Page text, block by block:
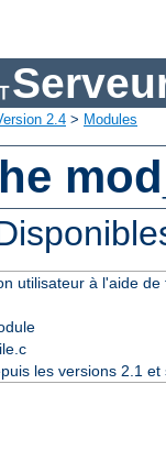
2.4 > Modules
utilisateur à l'aide de
les versions 2.1